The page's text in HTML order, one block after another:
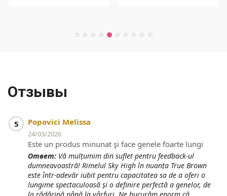
Отзывы
5 Popovici Melissa
24/03/2026
Este un produs minunat şi face genele foarte lungi
Ответ: Vă mulțumim din suflet pentru feedback-ul
dumneavoastră! Rimelul Sky High în nuanța True Brown
este într-adevăr iubit pentru capacitatea sa de a oferi o
lungime spectaculoasă și o definire perfectă a genelor, de
la rădăcină până la vârfuri. Ne bucurăm enorm că